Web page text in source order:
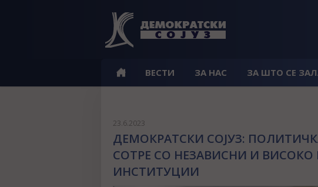
ВЕСТИ ЗА НАС ЗА ШТО СЕ
23.6.2023
ДЕМОКРАТСКИ СОЈУЗ:
СОТРЕ СО НЕЗАВИСНИ И
ИНСТИТУЦИИ